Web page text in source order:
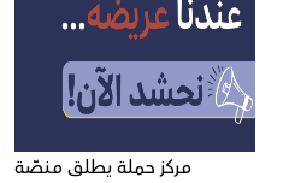
مركز حملة يطلق منصّة